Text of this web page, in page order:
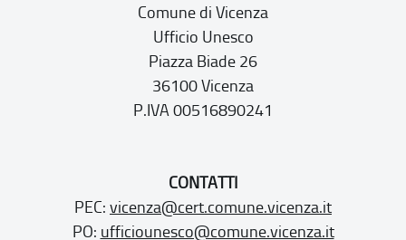
Comune di Vicenza
Ufficio Unesco
Piazza Biade 26
36100 Vicenza
P.IVA 00516890241
CONTATTI
PEC: vicenza@cert.comune.vicenza.it
PO: ufficiounesco@comune.vicenza.it